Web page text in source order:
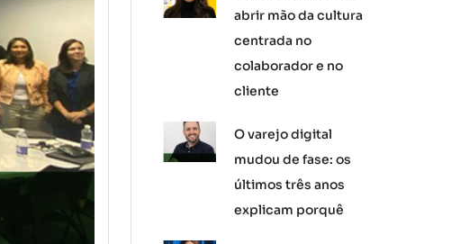
abrir mão da cultura
centrada no
colaborador e no
cliente
O varejo digital
mudou de fase: os
últimos três anos
explicam porquê